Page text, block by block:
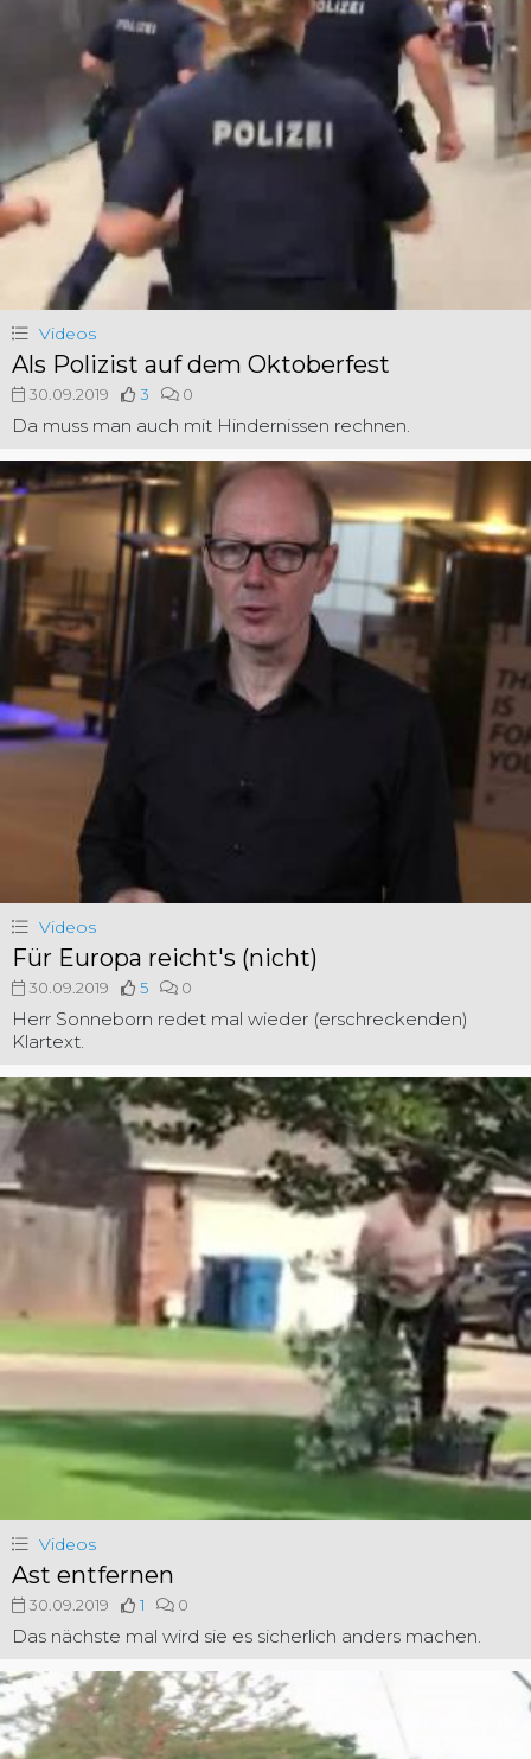
Videos
Als Polizist auf dem Oktoberfest
30.09.2019 3 0
Da muss man auch mit Hindernissen rechnen.
Videos
Für Europa reicht's (nicht)
30.09.2019 5 0
Herr Sonneborn redet mal wieder (erschreckenden)
Klartext.
Videos
Ast entfernen
30.09.2019 1 0
Das nächste mal wird sie es sicherlich anders machen.